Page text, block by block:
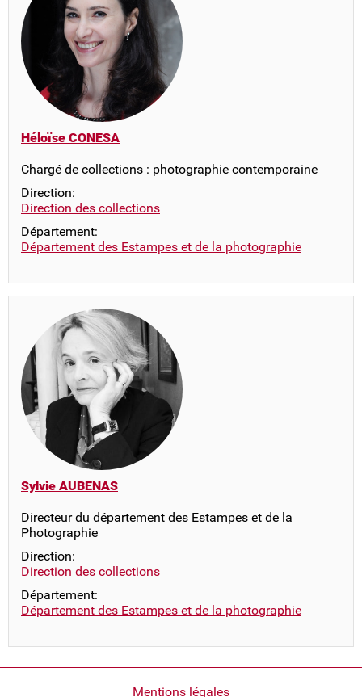
Héloïse CONESA
Chargé de collections : photographie contemporaine
Direction:
Direction des collections
Département:
Département des Estampes et de la photographie
Sylvie AUBENAS
Directeur du département des Estampes et de la
Photographie
Direction:
Direction des collections
Département:
Département des Estampes et de la photographie
Mentions légales